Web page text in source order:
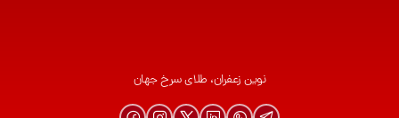
نوین زعفران، طلای سرخ جهان